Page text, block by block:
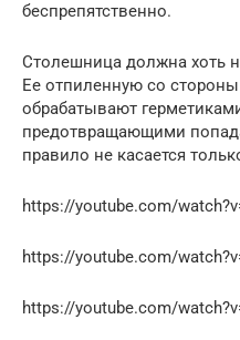
беспрепятственно.
Столешница должна хоть
Ее отпиленную со
обрабатывают
предотвращающими
правило не касается
https://youtube.com/
https://youtube.com/
https://youtube.com/